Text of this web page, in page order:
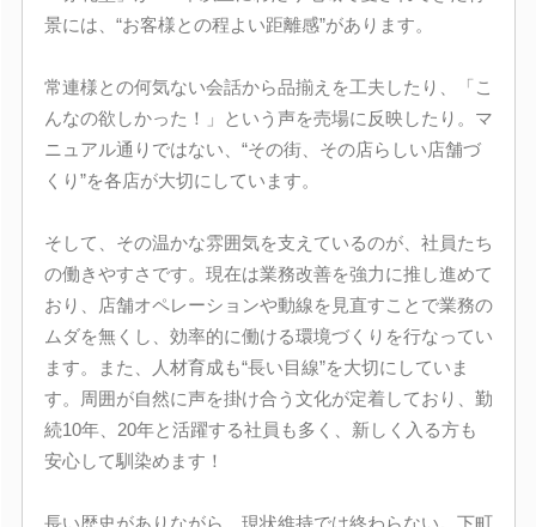
景には、“お客様との程よい距離感”があります。
常連様との何気ない会話から品揃えを工夫したり、「こ
んなの欲しかった！」という声を売場に反映したり。マ
ニュアル通りではない、“その街、その店らしい店舗づ
くり”を各店が大切にしています。
そして、その温かな雰囲気を支えているのが、社員たち
の働きやすさです。現在は業務改善を強力に推し進めて
おり、店舗オペレーションや動線を見直すことで業務の
ムダを無くし、効率的に働ける環境づくりを行なってい
ます。また、人材育成も“長い目線”を大切にしていま
す。周囲が自然に声を掛け合う文化が定着しており、勤
続10年、20年と活躍する社員も多く、新しく入る方も
安心して馴染めます！
長い歴史がありながら、現状維持では終わらない。下町